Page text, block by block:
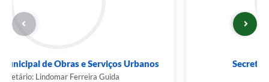
Secretaria Municipal de Obras e Serviços Urbanos
Secretário: Lindomar Ferreira Guida